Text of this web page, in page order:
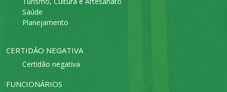
Saúde
Planejamento
CERTIDÃO NEGATIVA
Certidão negativa
FUNCIONÁRIOS